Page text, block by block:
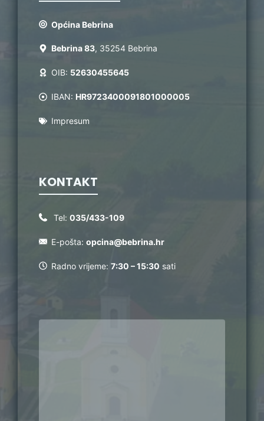
Općina Bebrina
Bebrina 83, 35254 Bebrina
OIB: 52630455645
IBAN: HR9723400091801000005
Impresum
KONTAKT
Tel: 035/433-109
E-pošta: opcina@bebrina.hr
Radno vrijeme: 7:30 – 15:30 sati